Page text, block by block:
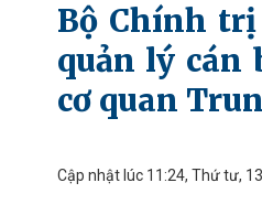
Bộ Chính
quản lý cán
cơ quan
Cập nhật lúc 11:24, Thứ tư,